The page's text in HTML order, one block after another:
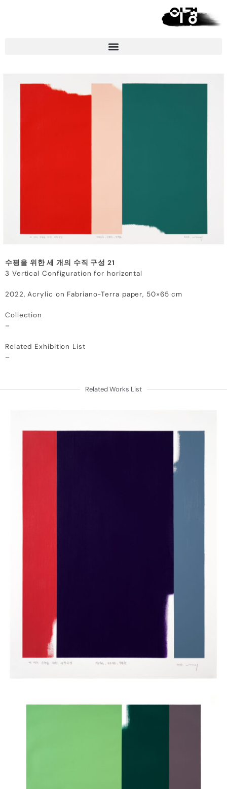
수평을 위한 세 개의 수직 구성 21
3 Vertical Configuration for horizontal
2022, Acrylic on Fabriano-Terra paper, 50×65 cm
Collection
–
Related Exhibition List
–
Related Works List